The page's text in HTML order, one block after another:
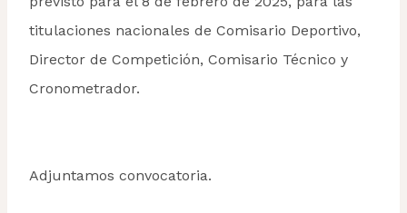
titulaciones nacionales de Comisario Deportivo,
Director de Competición, Comisario Técnico y
Cronometrador.
Adjuntamos convocatoria.